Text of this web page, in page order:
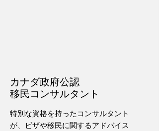
カナダ政府公認
移民コンサルタント
特別な資格を持ったコンサルタント
が、ビザや移民に関するアドバイス